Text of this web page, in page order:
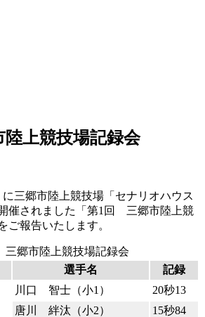
上競技場記録会
に三郷市陸上競技場「セナリオハウス
催されました「第1回 三郷市陸上競
ご報告いたします。
郷市陸上競技場記録会
選手名 記録
川口 智士（小1）
20秒13
唐川 絆汰（小2）
15秒84